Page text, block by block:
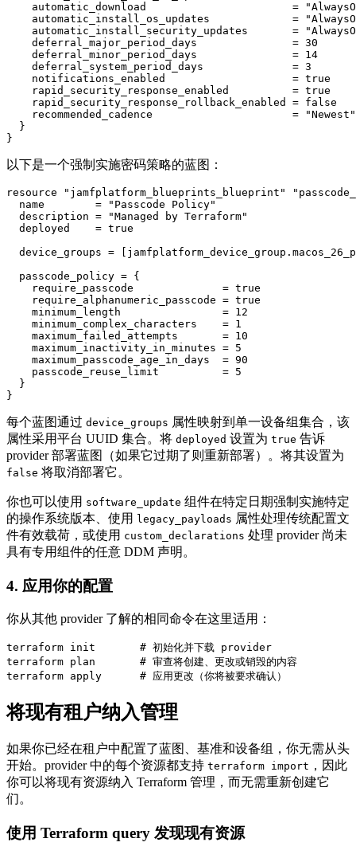
automatic_download                       =
automatic_install_os_updates             =
automatic_install_security_updates       =
    deferral_major_period_days               = 30
    deferral_minor_period_days               = 14
    deferral_system_period_days              = 3
    notifications_enabled                    = true
    rapid_security_response_enabled          = true
    rapid_security_response_rollback_enabled = false
    recommended_cadence                      = "Newest"
  }
以下是一个强制实施密码策略的蓝图：
resource "jamfplatform_blueprints_blueprint"
  name        = "Passcode Policy"
  description = "Managed by Terraform"
  deployed    = true
device_groups =
  passcode_policy = {
    require_passcode              = true
    require_alphanumeric_passcode = true
    minimum_length                = 12
    minimum_complex_characters    = 1
    maximum_failed_attempts       = 10
    maximum_inactivity_in_minutes = 5
    maximum_passcode_age_in_days  = 90
    passcode_reuse_limit          = 5
  }
每个蓝图通过 device_groups 属性映射到单一设备组集合，该
属性采用平台 UUID 集合。将 deployed 设置为 true 告诉
provider 部署蓝图（如果它过期了则重新部署）。将其设置为
false 将取消部署它。
你也可以使用 software_update 组件在特定日期强制实施特定
的操作系统版本、使用 legacy_payloads 属性处理传统配置文
件有效载荷，或使用 custom_declarations 处理 provider 尚未
具有专用组件的任意 DDM 声明。
4. 应用你的配置
你从其他 provider 了解的相同命令在这里适用：
terraform init       # 初始化并下载 provider
terraform plan       # 审查将创建、更改或销毁的内容
将现有租户纳入管理
如果你已经在租户中配置了蓝图、基准和设备组，你无需从头
开始。provider 中的每个资源都支持 terraform import ，因此
你可以将现有资源纳入 Terraform 管理，而无需重新创建它
们。
使用 Terraform query 发现现有资源